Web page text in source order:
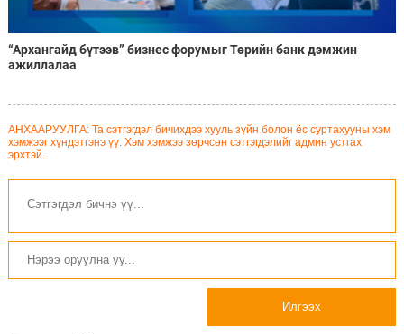
“Архангайд бүтээв” бизнес форумыг Төрийн банк дэмжин
ажиллалаа
АНХААРУУЛГА: Та сэтгэгдэл бичихдээ хууль зүйн болон ёс суртахууны хэм
хэмжээг хүндэтгэнэ үү. Хэм хэмжээ зөрчсөн сэтгэгдэлийг админ устгах
эрхтэй.
Илгээх